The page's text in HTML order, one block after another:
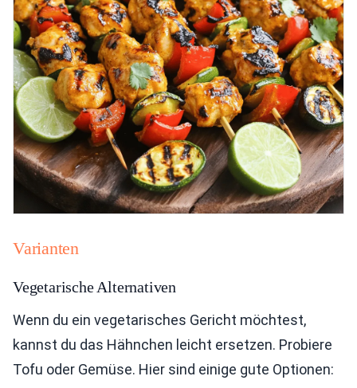
Varianten
Vegetarische Alternativen
Wenn du ein vegetarisches Gericht möchtest,
kannst du das Hähnchen leicht ersetzen. Probiere
Tofu oder Gemüse. Hier sind einige gute Optionen: